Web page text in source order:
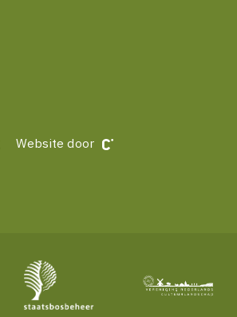
Website door